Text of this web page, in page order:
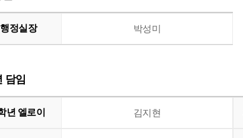
행정실장 박성미
담임
년 엘로이 김지현